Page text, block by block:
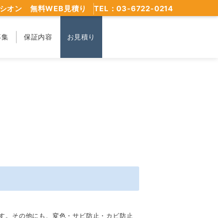
保証内容 お見積り
オン 無料WEB見積り TEL：03-6722-0214
。その他にも、変色・サビ防止・カビ防止